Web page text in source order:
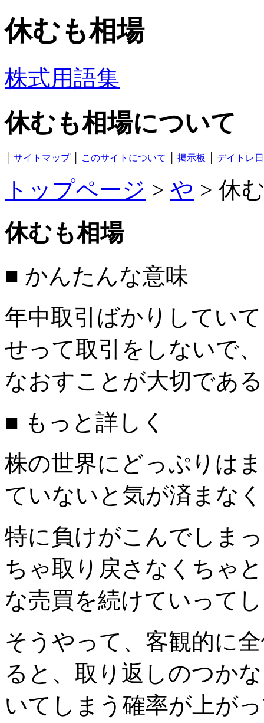
休むも相場
株式用語集
休むも相場について
サイトマップ│ このサイトについて 掲示板 デイトレ
トップページ > や > 休
休むも相場
■ かんたんな意味
年中取引ばかりしてい
せって取引をしないで
なおすことが大切であ
■ もっと詳しく
株の世界にどっぷりは
ていないと気が済まな
特に負けがこんでしま
ちゃ取り戻さなくちゃ
な売買を続けていって
そうやって、客観的に
ると、取り返しのつか
いてしまう確率が上が